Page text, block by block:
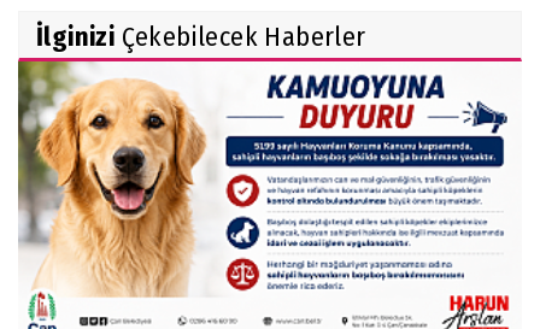
İlginizi Çekebilecek Haberler